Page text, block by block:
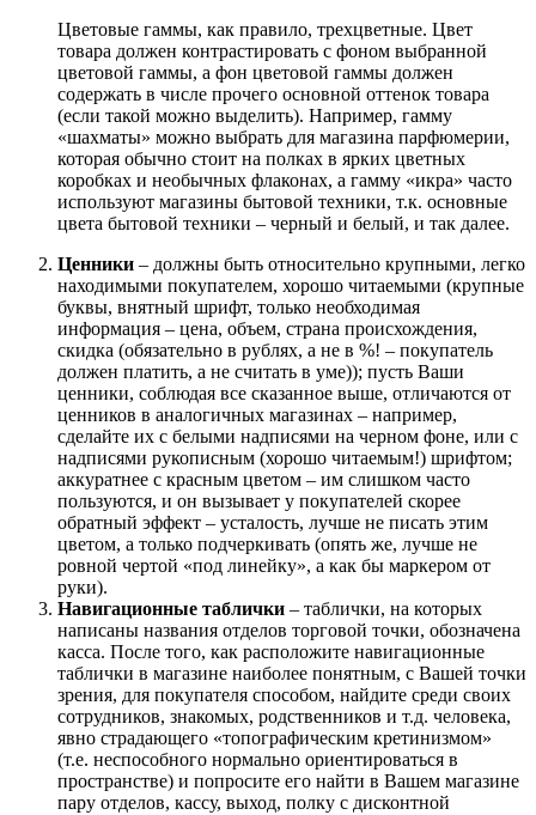
Цветовые гаммы, как правило, трехцветные. Цвет
товара должен контрастировать с фоном выбранной
цветовой гаммы, а фон цветовой гаммы должен
содержать в числе прочего основной оттенок товара
(если такой можно выделить). Например, гамму
«шахматы» можно выбрать для магазина парфюмерии,
которая обычно стоит на полках в ярких цветных
коробках и необычных флаконах, а гамму «икра» часто
используют магазины бытовой техники, т.к. основные
цвета бытовой техники – черный и белый, и так далее.
Ценники – должны быть относительно крупными, легко
находимыми покупателем, хорошо читаемыми (крупные
буквы, внятный шрифт, только необходимая
информация – цена, объем, страна происхождения,
скидка (обязательно в рублях, а не в %! – покупатель
должен платить, а не считать в уме)); пусть Ваши
ценники, соблюдая все сказанное выше, отличаются от
ценников в аналогичных магазинах – например,
сделайте их с белыми надписями на черном фоне, или с
надписями рукописным (хорошо читаемым!) шрифтом;
аккуратнее с красным цветом – им слишком часто
пользуются, и он вызывает у покупателей скорее
обратный эффект – усталость, лучше не писать этим
цветом, а только подчеркивать (опять же, лучше не
ровной чертой «под линейку», а как бы маркером от
руки).
Навигационные таблички – таблички, на которых
написаны названия отделов торговой точки, обозначена
касса. После того, как расположите навигационные
таблички в магазине наиболее понятным, с Вашей точки
зрения, для покупателя способом, найдите среди своих
сотрудников, знакомых, родственников и т.д. человека,
явно страдающего «топографическим кретинизмом»
(т.е. неспособного нормально ориентироваться в
пространстве) и попросите его найти в Вашем магазине
пару отделов, кассу, выход, полку с дисконтной